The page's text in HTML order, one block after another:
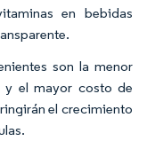
en bebidas
son la menor
y el mayor costo de
el crecimiento